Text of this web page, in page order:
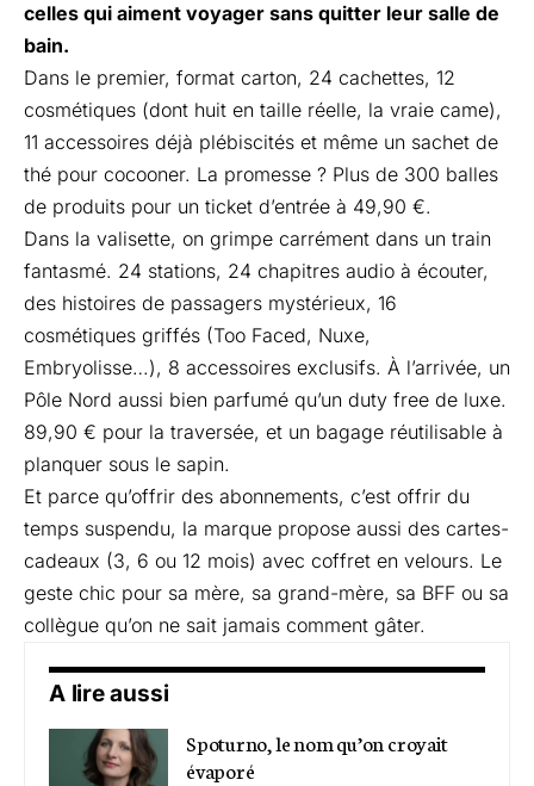
celles qui aiment voyager sans quitter leur salle de
bain.
Dans le premier, format carton, 24 cachettes, 12
cosmétiques (dont huit en taille réelle, la vraie came),
11 accessoires déjà plébiscités et même un sachet de
thé pour cocooner. La promesse ? Plus de 300 balles
de produits pour un ticket d’entrée à 49,90 €.
Dans la valisette, on grimpe carrément dans un train
fantasmé. 24 stations, 24 chapitres audio à écouter,
des histoires de passagers mystérieux, 16
cosmétiques griffés (Too Faced, Nuxe,
Embryolisse…), 8 accessoires exclusifs. À l’arrivée, un
Pôle Nord aussi bien parfumé qu’un duty free de luxe.
89,90 € pour la traversée, et un bagage réutilisable à
planquer sous le sapin.
Et parce qu’offrir des abonnements, c’est offrir du
temps suspendu, la marque propose aussi des cartes-
cadeaux (3, 6 ou 12 mois) avec coffret en velours. Le
geste chic pour sa mère, sa grand-mère, sa BFF ou sa
collègue qu’on ne sait jamais comment gâter.
A lire aussi
Spoturno, le nom qu’on croyait
évaporé